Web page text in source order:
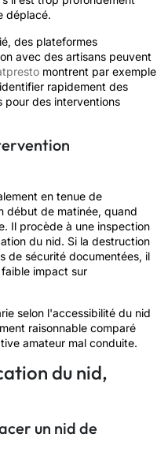
déplacé.
des plateformes
avec des artisans peuvent
montrent par exemple
rapidement des
pour des interventions
en tenue de
début de matinée, quand
Il procède à une inspection
du nid. Si la destruction
de sécurité documentées, il
impact sur
selon l'accessibilité du nid
raisonnable comparé
amateur mal conduite.
du nid,
un nid de